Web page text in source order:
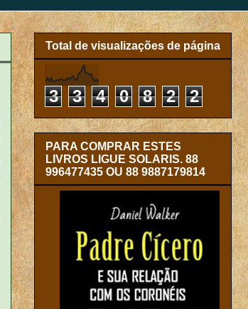
Total de visualizações de página
3 3 4 0 8 2 2
PARA COMPRAR ESTES
LIVROS LIGUE SOLARIS. 88
996477435 OU 88 9887179814